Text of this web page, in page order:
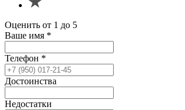
Оценить от 1 до 5
Ваше имя *
Телефон *
Достоинства
Недостатки